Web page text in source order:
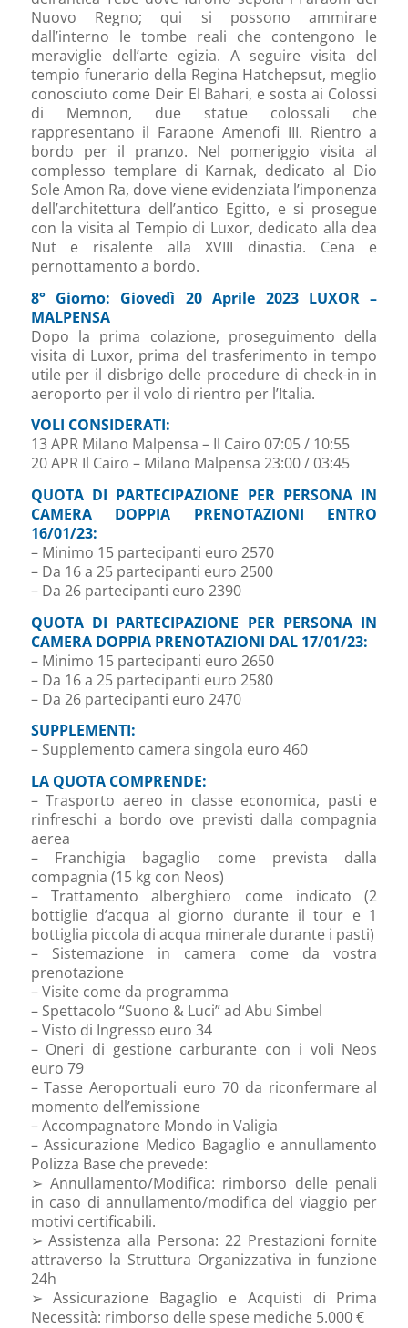
Nuovo Regno; qui si possono ammirare
dall’interno le tombe reali che contengono le
meraviglie dell’arte egizia. A seguire visita del
tempio funerario della Regina Hatchepsut, meglio
conosciuto come Deir El Bahari, e sosta ai Colossi
di Memnon, due statue colossali che
rappresentano il Faraone Amenofi III. Rientro a
bordo per il pranzo. Nel pomeriggio visita al
complesso templare di Karnak, dedicato al Dio
Sole Amon Ra, dove viene evidenziata l’imponenza
dell’architettura dell’antico Egitto, e si prosegue
con la visita al Tempio di Luxor, dedicato alla dea
Nut e risalente alla XVIII dinastia. Cena e
pernottamento a bordo.
8° Giorno: Giovedì 20 Aprile 2023 LUXOR –
MALPENSA
Dopo la prima colazione, proseguimento della
visita di Luxor, prima del trasferimento in tempo
utile per il disbrigo delle procedure di check-in in
aeroporto per il volo di rientro per l’Italia.
VOLI CONSIDERATI:
13 APR Milano Malpensa – Il Cairo 07:05 / 10:55
20 APR Il Cairo – Milano Malpensa 23:00 / 03:45
QUOTA DI PARTECIPAZIONE PER PERSONA IN
CAMERA DOPPIA PRENOTAZIONI ENTRO
16/01/23:
– Minimo 15 partecipanti euro 2570
– Da 16 a 25 partecipanti euro 2500
– Da 26 partecipanti euro 2390
QUOTA DI PARTECIPAZIONE PER PERSONA IN
CAMERA DOPPIA PRENOTAZIONI DAL 17/01/23:
– Minimo 15 partecipanti euro 2650
– Da 16 a 25 partecipanti euro 2580
– Da 26 partecipanti euro 2470
SUPPLEMENTI:
– Supplemento camera singola euro 460
LA QUOTA COMPRENDE:
– Trasporto aereo in classe economica, pasti e
rinfreschi a bordo ove previsti dalla compagnia
aerea
– Franchigia bagaglio come prevista dalla
compagnia (15 kg con Neos)
– Trattamento alberghiero come indicato (2
bottiglie d’acqua al giorno durante il tour e 1
bottiglia piccola di acqua minerale durante i pasti)
– Sistemazione in camera come da vostra
prenotazione
– Visite come da programma
– Spettacolo “Suono & Luci” ad Abu Simbel
– Visto di Ingresso euro 34
– Oneri di gestione carburante con i voli Neos
euro 79
– Tasse Aeroportuali euro 70 da riconfermare al
momento dell’emissione
– Accompagnatore Mondo in Valigia
– Assicurazione Medico Bagaglio e annullamento
Polizza Base che prevede:
➢ Annullamento/Modifica: rimborso delle penali
in caso di annullamento/modifica del viaggio per
motivi certificabili.
➢ Assistenza alla Persona: 22 Prestazioni fornite
attraverso la Struttura Organizzativa in funzione
24h
➢ Assicurazione Bagaglio e Acquisti di Prima
Necessità: rimborso delle spese mediche 5.000 €